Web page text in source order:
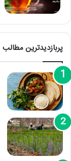
پربازدیدترین مطالب